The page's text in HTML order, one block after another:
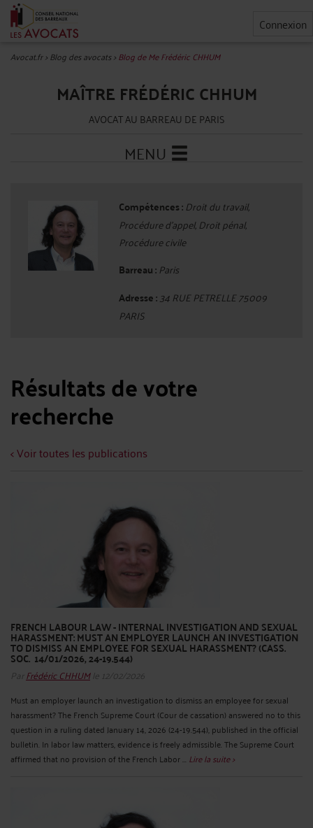
Connexion
Avocat.fr>Blog des avocats>Blog de Me Frédéric CHHUM
MAÎTRE FRÉDÉRIC CHHUM
AVOCAT AU BARREAU DE PARIS
MENU
Compétences : Droit du travail,
Procédure d'appel, Droit pénal,
Procédure civile
Barreau : Paris
Adresse :34 RUE PETRELLE 75009
PARIS
Résultats de votre
recherche
< Voir toutes les publications
FRENCH LABOUR LAW - INTERNAL INVESTIGATION AND SEXUAL
HARASSMENT: MUST AN EMPLOYER LAUNCH AN INVESTIGATION
TO DISMISS AN EMPLOYEE FOR SEXUAL HARASSMENT? (CASS.
SOC. 14/01/2026, 24-19.544)
Par Frédéric CHHUMle 12/02/2026
Must an employer launch an investigation to dismiss an employee for sexual
harassment? The French Supreme Court (Cour de cassation) answered no to this
question in a ruling dated January 14, 2026 (24-19.544), published in the official
bulletin. In labor law matters, evidence is freely admissible. The Supreme Court
affirmed that no provision of the French Labor ... Lire la suite >